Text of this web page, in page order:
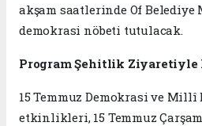
akşam saatlerinde Of Belediye
demokrasi nöbeti tutulacak.
Program Şehitlik Ziyaretiyle
15 Temmuz Demokrasi ve
etkinlikleri, 15 Temmuz